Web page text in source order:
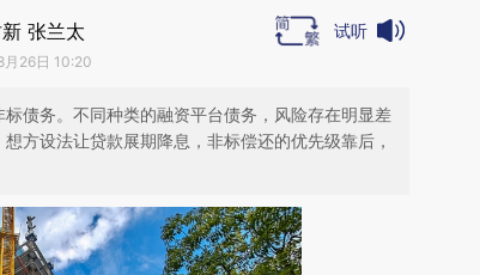
张兰太
26日 10:20
试听
债务。不同种类的融资平台债务，风险存在明显差
方设法让贷款展期降息，非标偿还的优先级靠后，